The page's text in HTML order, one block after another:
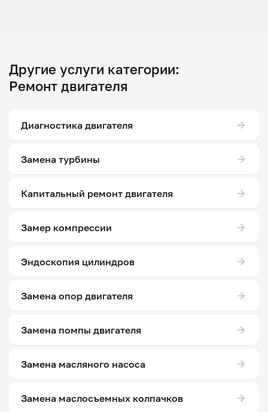
Другие услуги категории:
Ремонт двигателя
Диагностика двигателя
Замена турбины
Капитальный ремонт двигателя
Замер компрессии
Эндоскопия цилиндров
Замена опор двигателя
Замена помпы двигателя
Замена масляного насоса
Замена маслосъемных колпачков